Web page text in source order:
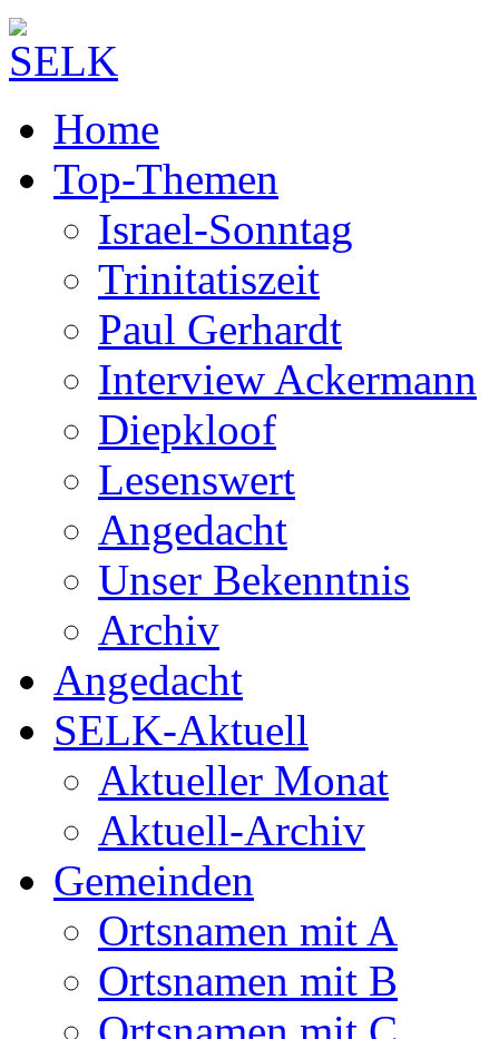
Home
Top-Themen
Israel-Sonntag
Trinitatiszeit
Paul Gerhardt
Interview Ackermann
Diepkloof
Lesenswert
Angedacht
Unser Bekenntnis
Archiv
Angedacht
SELK-Aktuell
Aktueller Monat
Aktuell-Archiv
Gemeinden
Ortsnamen mit A
Ortsnamen mit B